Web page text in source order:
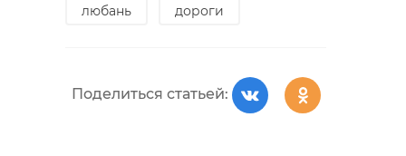
любань дороги
Поделиться статьей:
!видео
Поделиться статьей: